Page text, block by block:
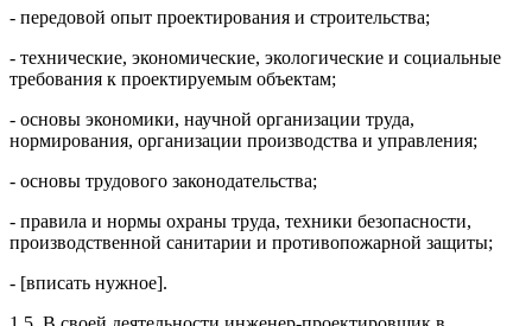
- передовой опыт проектирования и строительства;
- технические, экономические, экологические и социальные
требования к проектируемым объектам;
- основы экономики, научной организации труда,
нормирования, организации производства и управления;
- основы трудового законодательства;
- правила и нормы охраны труда, техники безопасности,
производственной санитарии и противопожарной защиты;
- [вписать нужное].